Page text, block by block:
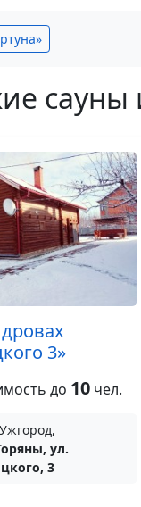
сауны
3»
до 10 чел.
ул.
3